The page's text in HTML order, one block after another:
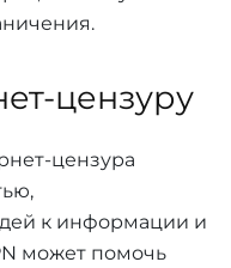
цензуру
цензура
к информации и
может помочь